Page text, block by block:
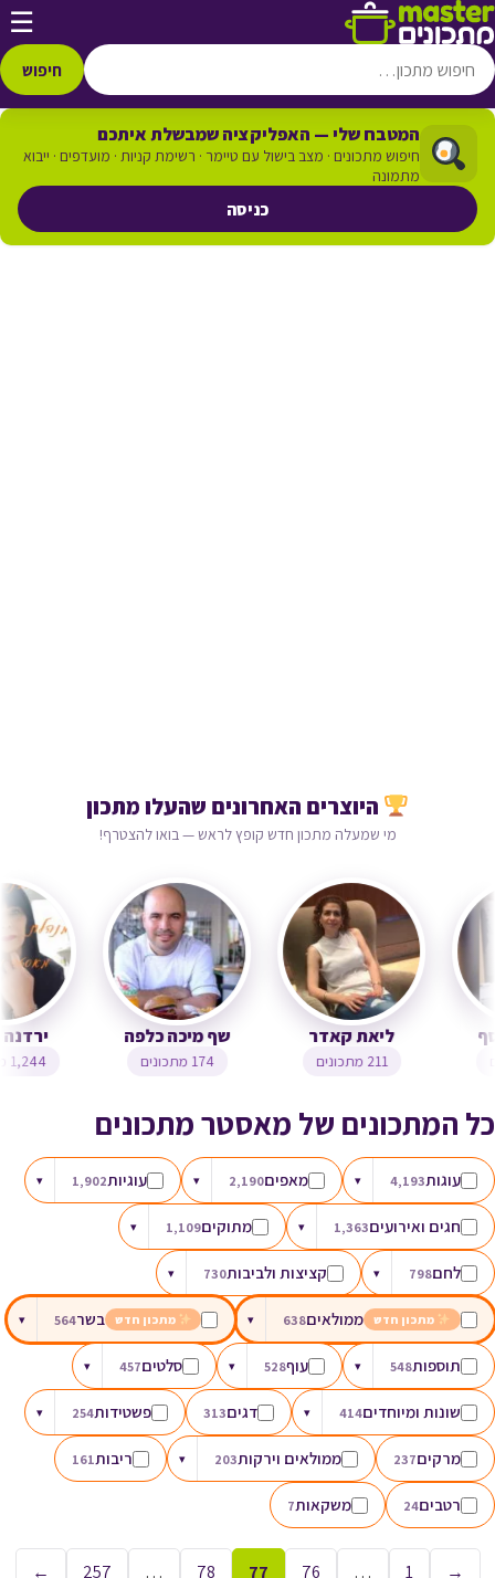
דלג לתוכן ☰
חיפוש
המטבח שלי — האפליקציה שמבשלת איתכם
חיפוש מתכונים · מצב בישול עם טיימר · רשימת קניות · מועדפים · ייבוא
מתמונה
כניסה
היוצרים האחרונים שהעלו מתכון
מי שמעלה מתכון חדש קופץ לראש — בואו להצטרף!
שף מיכה כלפה ליאת קאדר צופית בן יוסף
כל המתכונים של מאסטר מתכונים
עוגות4,193
▾ מאפים2,190
▾ עוגיות1,902
▾
חגים ואירועים1,363
▾ מתוקים1,109
▾
לחם798
▾ קציצות ולביבות730
▾
מתכון חדש ממולאים638
▾ מתכון חדש בשר564
▾
תוספות548
▾ עוף528
▾ סלטים457
▾
שונות ומיוחדים414
▾ דגים313 פשטידות254
▾
מרקים237 ממולאים וירקות203
▾ ריבות161
רטבים24 משקאות7
→
1
…
76
77
78
…
257
←